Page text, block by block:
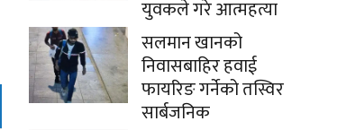
युवकले गरे आत्महत्या
सलमान खानको
निवासबाहिर हवाई
फायरिङ गर्नेको तस्विर
सार्बजनिक